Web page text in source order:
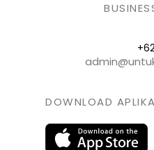
DOWNLOAD